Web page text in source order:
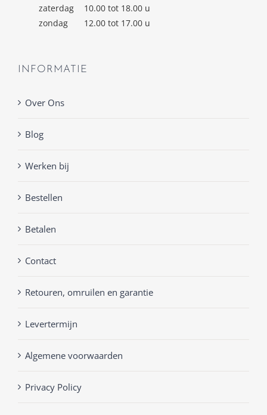
zaterdag
10.00 tot 18.00 u
zondag
12.00 tot 17.00 u
INFORMATIE
Over Ons
Blog
Werken bij
Bestellen
Betalen
Contact
Retouren, omruilen en garantie
Levertermijn
Algemene voorwaarden
Privacy Policy